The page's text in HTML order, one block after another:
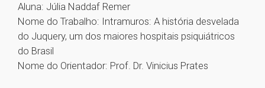
Aluna: Júlia Naddaf Remer
Nome do Trabalho: Intramuros: A história desvelada
do Juquery, um dos maiores hospitais psiquiátricos
do Brasil
Nome do Orientador: Prof. Dr. Vinicius Prates
1